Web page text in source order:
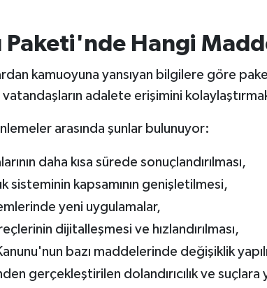
Paketi'nde Hangi
kamuoyuna yansıyan bilgilere göre
vatandaşların adalete erişimini
arasında şunlar bulunuyor:
daha kısa sürede sonuçlandırılması,
sisteminin kapsamının genişletilmesi,
yeni uygulamalar,
dijitalleşmesi ve hızlandırılması,
bazı maddelerinde değişiklik
gerçekleştirilen dolandırıcılık ve suçlara